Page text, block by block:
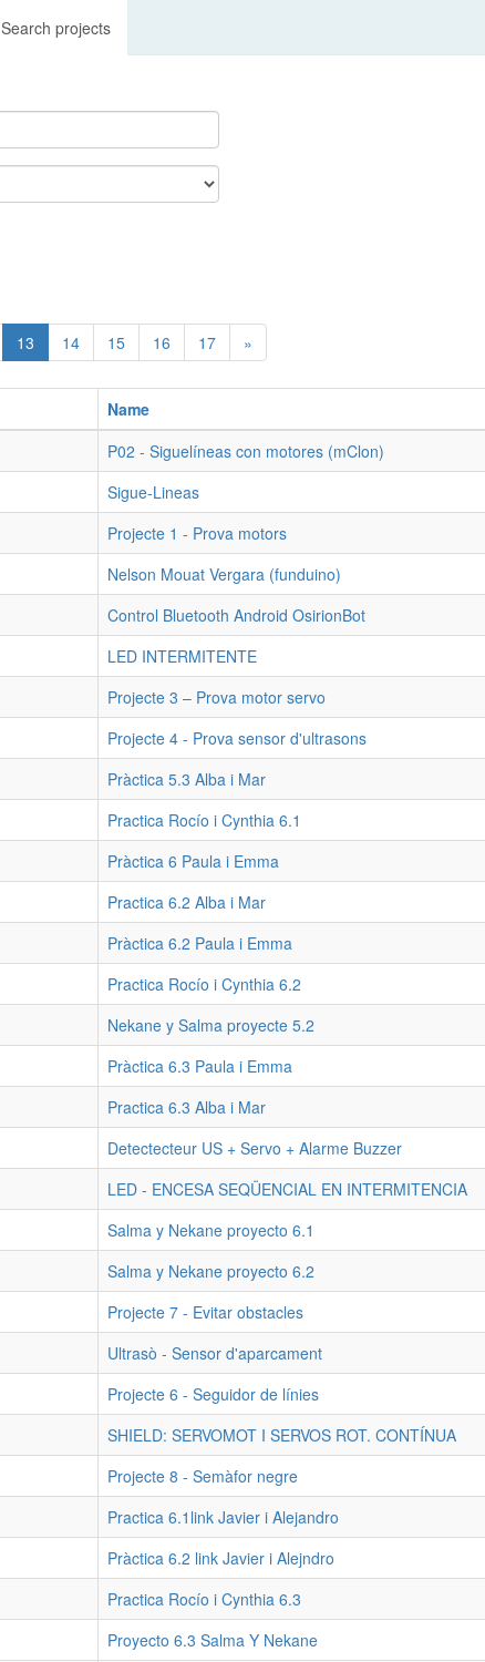
Search projects
13 14 15 16 17 »
Name
P02 - Siguelíneas con motores (mClon)
Sigue-Lineas
Projecte 1 - Prova motors
Nelson Mouat Vergara (funduino)
Control Bluetooth Android OsirionBot
LED INTERMITENTE
Projecte 3 – Prova motor servo
Projecte 4 - Prova sensor d'ultrasons
Pràctica 5.3 Alba i Mar
Practica Rocío i Cynthia 6.1
Pràctica 6 Paula i Emma
Practica 6.2 Alba i Mar
Pràctica 6.2 Paula i Emma
Practica Rocío i Cynthia 6.2
Nekane y Salma proyecte 5.2
Pràctica 6.3 Paula i Emma
Practica 6.3 Alba i Mar
Detectecteur US + Servo + Alarme Buzzer
LED - ENCESA SEQÜENCIAL EN INTERMITENCIA
Salma y Nekane proyecto 6.1
Salma y Nekane proyecto 6.2
Projecte 7 - Evitar obstacles
Ultrasò - Sensor d'aparcament
Projecte 6 - Seguidor de línies
SHIELD: SERVOMOT I SERVOS ROT. CONTÍNUA
Projecte 8 - Semàfor negre
Practica 6.1link Javier i Alejandro
Pràctica 6.2 link Javier i Alejndro
Practica Rocío i Cynthia 6.3
Proyecto 6.3 Salma Y Nekane